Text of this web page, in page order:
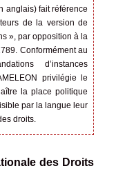
anglais) fait référence
de la version de
», par opposition à la
Conformément au
d’instances
privilégie le
la place politique
par la langue leur
droits.
des Droits